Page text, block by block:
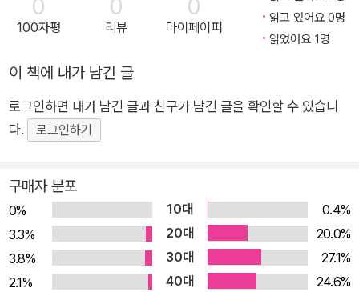
0
100자평
0
리뷰
0
마이페이퍼
읽고 있어요 0명
읽었어요 1명
이 책에 내가 남긴 글
로그인하면 내가 남긴 글과 친구가 남긴 글을 확인할 수 있습니
다.
로그인하기
구매자 분포
0% 10대
0.4%
3.3%
20대
20.0%
3.8%
30대
27.1%
2.1%
40대
24.6%